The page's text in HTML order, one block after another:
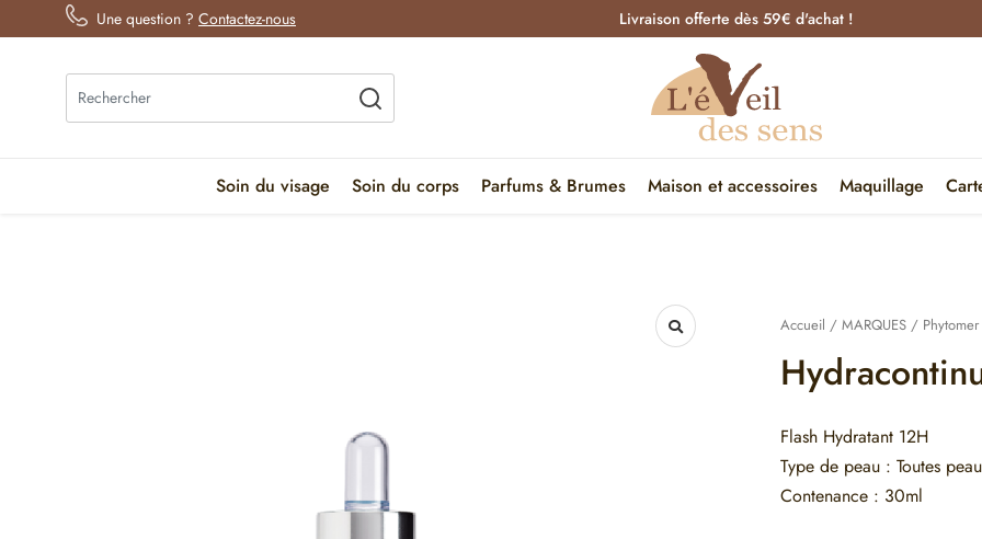
Une question ? Contactez-nous Livraison offerte dès 59€ d'achat !
Soin du visage Soin du corps Parfums & Brumes Maison et accessoires Maquillage
Accueil / MARQUES / Phytomer
Flash Hydratant 12H
Type de peau : Toutes
Contenance : 30ml